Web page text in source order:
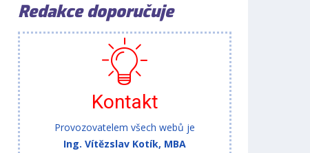
Redakce doporučuje
Kontakt
Provozovatelem všech webů je
Ing. Vítězslav Kotík, MBA